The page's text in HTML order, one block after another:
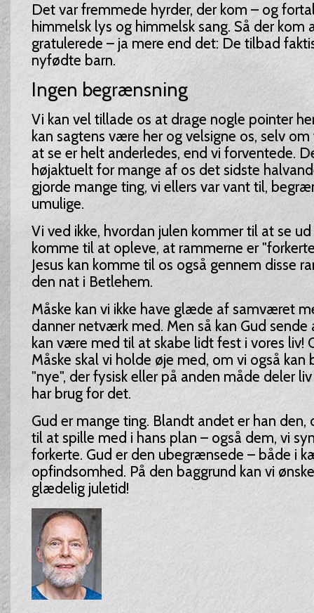
Det var fremmede hyrder, der kom – og
himmelsk lys og himmelsk sang. Så der kom
gratulerede – ja mere end det: De tilbad
nyfødte barn.
Ingen begrænsning
Vi kan vel tillade os at drage nogle pointer
kan sagtens være her og velsigne os, selv
at se er helt anderledes, end vi forventede.
højaktuelt for mange af os det sidste
gjorde mange ting, vi ellers var vant til,
umulige.
Vi ved ikke, hvordan julen kommer til at se ud
komme til at opleve, at rammerne er
Jesus kan komme til os også gennem disse
den nat i Betlehem.
Måske kan vi ikke have glæde af samværet
danner netværk med. Men så kan Gud sende
kan være med til at skabe lidt fest i vores liv!
Måske skal vi holde øje med, om vi også kan
"nye", der fysisk eller på anden måde deler
har brug for det.
Gud er mange ting. Blandt andet er han den,
til at spille med i hans plan – også dem, vi
forkerte. Gud er den ubegrænsede – både i
opfindsomhed. På den baggrund kan vi
glædelig juletid!